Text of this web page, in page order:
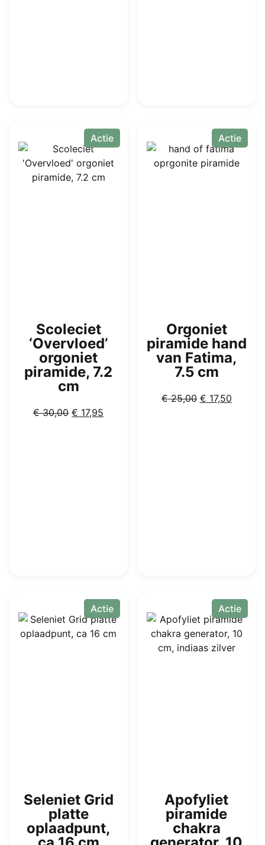
Actie
Scoleciet
‘Overvloed’
orgoniet
piramide, 7.2
cm
€30,00 Oorspronkelijke
€ 17,95
Actie
Orgoniet
piramide hand
van Fatima,
7.5 cm
€25,00 € 17,50Huidige
Actie
Seleniet Grid
platte
oplaadpunt,
Actie
Apofyliet
piramide
chakra